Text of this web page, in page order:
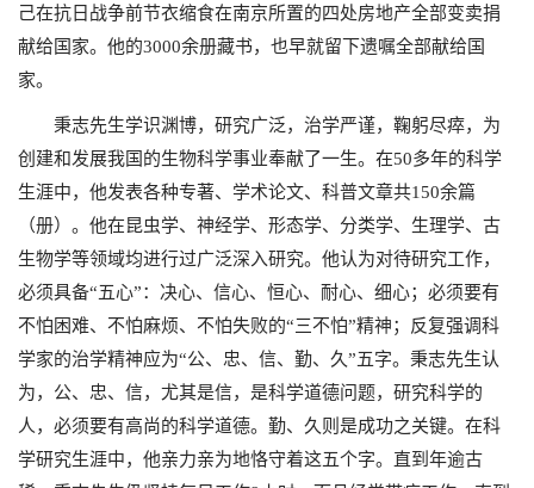
己在抗日战争前节衣缩食在南京所置的四处房地产全部变卖捐
献给国家。他的3000余册藏书，也早就留下遗嘱全部献给国
家。
秉志先生学识渊博，研究广泛，治学严谨，鞠躬尽瘁，为
创建和发展我国的生物科学事业奉献了一生。在50多年的科学
生涯中，他发表各种专著、学术论文、科普文章共150余篇
（册）。他在昆虫学、神经学、形态学、分类学、生理学、古
生物学等领域均进行过广泛深入研究。他认为对待研究工作，
必须具备“五心”：决心、信心、恒心、耐心、细心；必须要有
不怕困难、不怕麻烦、不怕失败的“三不怕”精神；反复强调科
学家的治学精神应为“公、忠、信、勤、久”五字。秉志先生认
为，公、忠、信，尤其是信，是科学道德问题，研究科学的
人，必须要有高尚的科学道德。勤、久则是成功之关键。在科
学研究生涯中，他亲力亲为地恪守着这五个字。直到年逾古